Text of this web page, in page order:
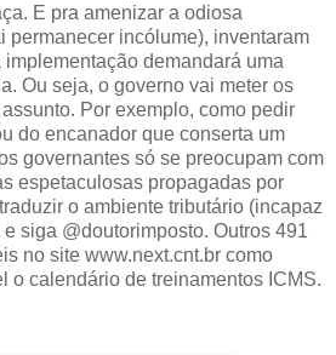
E pra amenizar a odiosa
permanecer incólume), inventaram
demandará uma
Ou seja, o governo vai meter os
Por exemplo, como pedir
do encanador que conserta um
governantes só se preocupam com
espetaculosas propagadas por
o ambiente tributário (incapaz
siga @doutorimposto. Outros 491
no site www.next.cnt.br como
o calendário de treinamentos ICMS.